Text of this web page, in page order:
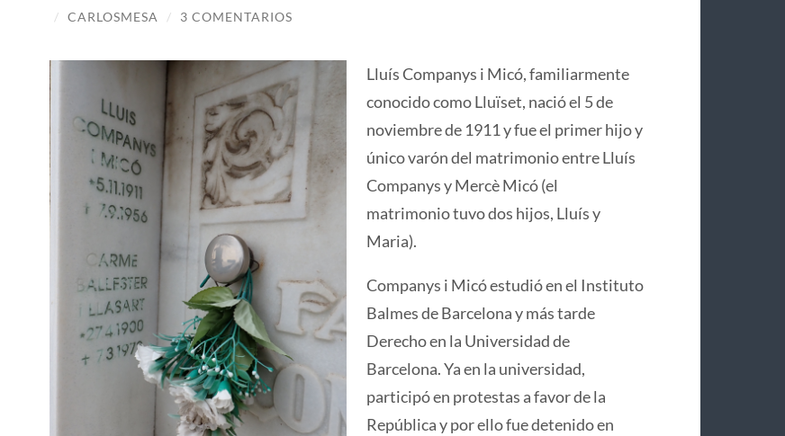
/ CARLOSMESA / 3 COMENTARIOS
Lluís Companys i Micó, familiarmente
conocido como Lluïset, nació el 5 de
noviembre de 1911 y fue el primer hijo y
único varón del matrimonio entre Lluís
Companys y Mercè Micó (el
matrimonio tuvo dos hijos, Lluís y
Maria).
Companys i Micó estudió en el Instituto
Balmes de Barcelona y más tarde
Derecho en la Universidad de
Barcelona. Ya en la universidad,
participó en protestas a favor de la
República y por ello fue detenido en